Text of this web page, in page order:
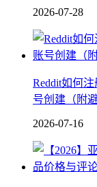
2026-07-28
Reddit如何
号创建（附
2026-07-16